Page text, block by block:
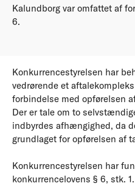
Kalundborg var omfattet af
6.
Konkurrencestyrelsen har
vedrørende et
forbindelse med opførelsen
Der er tale om to
indbyrdes afhængighed, da
grundlaget for opførelsen af
Konkurrencestyrelsen har
konkurrencelovens § 6, stk.